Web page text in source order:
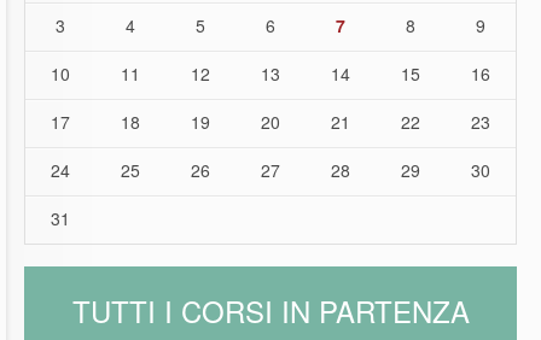
3
4 5 6 7 8
9
10
11 12 13 14 15
16
17
18 19 20 21 22
23
24
25 26 27 28 29
30
31
TUTTI I CORSI IN PARTENZA